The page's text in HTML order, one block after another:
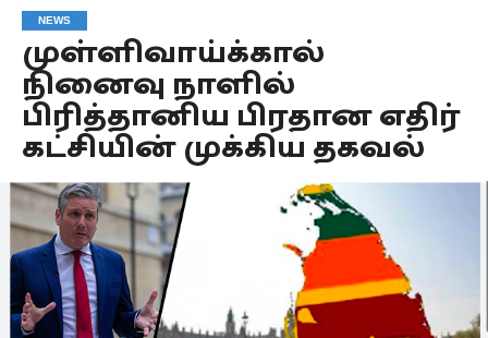
NEWS
முள்ளிவாய்க்கால்
நினைவு நாளில்
பிரித்தானிய பிரதான எதிர்
கட்சியின் முக்கிய தகவல்